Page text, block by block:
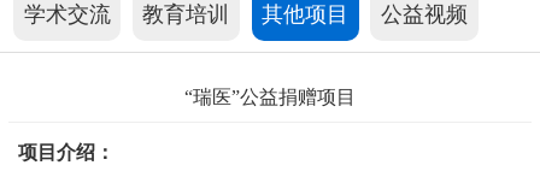
学术交流 教育培训 其他项目 公益视频
“瑞医”公益捐赠项目
项目介绍：